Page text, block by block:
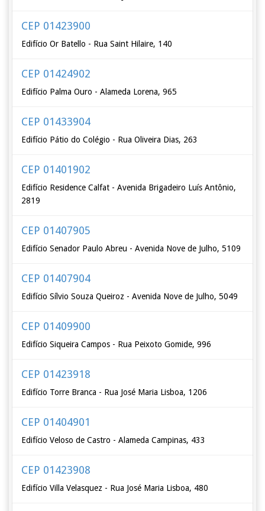
CEP 01423900
Edifício Or Batello - Rua Saint Hilaire, 140
CEP 01424902
Edifício Palma Ouro - Alameda Lorena, 965
CEP 01433904
Edifício Pátio do Colégio - Rua Oliveira Dias, 263
CEP 01401902
Edifício Residence Calfat - Avenida Brigadeiro Luís Antônio,
2819
CEP 01407905
Edifício Senador Paulo Abreu - Avenida Nove de Julho, 5109
CEP 01407904
Edifício Sílvio Souza Queiroz - Avenida Nove de Julho, 5049
CEP 01409900
Edifício Siqueira Campos - Rua Peixoto Gomide, 996
CEP 01423918
Edifício Torre Branca - Rua José Maria Lisboa, 1206
CEP 01404901
Edifício Veloso de Castro - Alameda Campinas, 433
CEP 01423908
Edifício Villa Velasquez - Rua José Maria Lisboa, 480